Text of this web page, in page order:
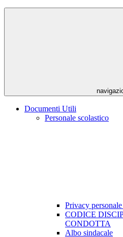
Documenti Utili
Personale scolastico
Privacy
CODICE
CONDOTTA
Albo sindacale